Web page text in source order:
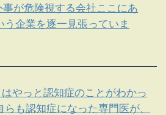
が危険視する会社ここにあ
う企業を逐一見張っていま
やっと認知症のことがわかっ
らも認知症になった専門医が、